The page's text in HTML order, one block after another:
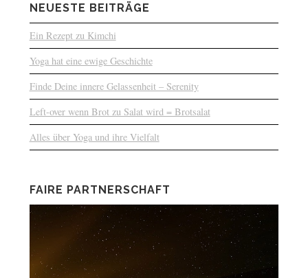
NEUESTE BEITRÄGE
Ein Rezept zu Kimchi
Yoga hat eine ewige Geschichte
Finde Deine innere Gelassenheit – Serenity
Left-over wenn Brot zu Salat wird = Brotsalat
Alles über Yoga und ihre Vielfalt
FAIRE PARTNERSCHAFT